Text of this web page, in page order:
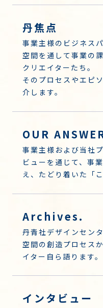
丹焦点
事業主様のビジネス
空間を通して事業の
クリエイターたち。
そのプロセスやエピ
介します。
OUR
事業主様および当社
ビューを通じて、事
え、たどり着いた「
Archives.
丹青社デザインセン
空間の創造プロセス
イター自ら語ります。
インタビュー